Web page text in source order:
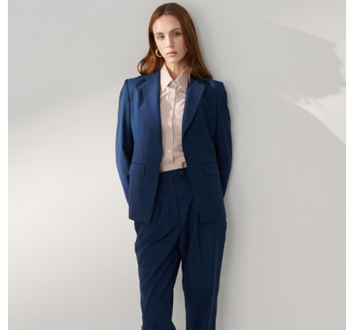
【「AFTEE先享後付」結帳流程】
１．於結帳方式選擇「AFTEE先享後付」後，將跳轉至「AFTEE先享後付」
結帳頁面，進行簡訊認證並確認金額後，即可完成結帳。
２．訂單成立數日內，您將收到繳費通知簡訊。
３．收到繳費通知簡訊後14天內，點擊此簡訊中的連結，可透過四大超商／
ATM／網路銀行／等多元方式進行付款，方視為交易完成。
※ 請注意：結帳手續完成當下不需立刻繳費，但若您需要取消訂單，請聯絡
購買商品的店家。未經商家同意取消之訂單仍視為有效，需透過AFTEE先享
※ 交易是否成功請以「AFTEE先享後付 」之結帳頁面顯示為準，若有關於
是否繳費成功／繳費後需取消欲退款等相關疑問，請聯繫「AFTEE先享後付
https://netprotections.freshdesk.com/support/home
１．透過由恩沛科技股份有限公司提供之「AFTEE先享後付」服務完成之交
易，需依本服務之必要範圍內提供個人資料，並將交易相關給付款項請求債
權轉讓予恩沛科技股份有限公司。
２．關於個人資料處理事宜，請瀏覽以下網址：
https://aftee.tw/terms/#terms3
３．未成年的使用者請事先徵得法定代理人或監護人之同意方可使用
「AFTEE先享後付」，若未經同意申辦者引起之損失，本公司不負相關責
４．使用「AFTEE先享後付」時，將依據個別帳號之用戶狀況，依本公司即
每筆NT$120，滿NT$3,000(含以上)免運費
每筆NT$350，滿NT$3,500(含以上)免運費